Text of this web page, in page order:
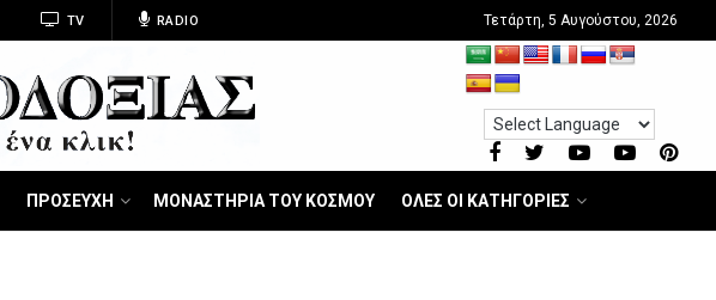
TV RADIO Τετάρτη, 5 Αυγούστου, 2026
ΠΡΟΣΕΥΧΗ ΜΟΝΑΣΤΗΡΙΑ ΤΟΥ ΚΟΣΜΟΥ ΟΛΕΣ ΟΙ ΚΑΤΗΓΟΡΙΕΣ